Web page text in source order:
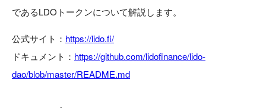
であるLDOトークンについて解説します。
公式サイト： https://lido.fi/
ドキュメント： https://github.com/lidofinance/lido-
dao/blob/master/README.md